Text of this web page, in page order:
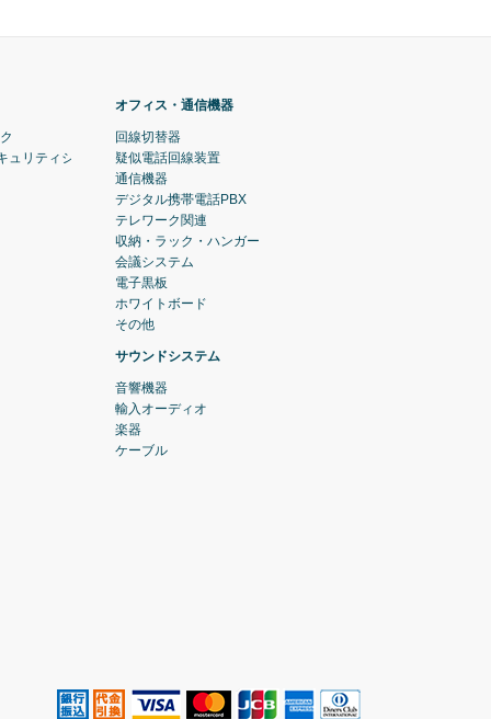
ュリティシステム)
オフィス・通信機器
回線切替器
疑似電話回線装置
通信機器
デジタル携帯電話PBX
テレワーク関連
収納・ラック・ハンガー
会議システム
電子黒板
ホワイトボード
その他
サウンドシステム
音響機器
輸入オーディオ
楽器
ケーブル